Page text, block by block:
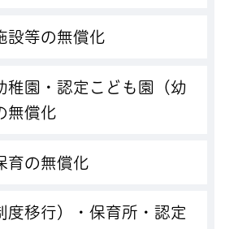
設等の無償化
稚園・認定こども園（幼
無償化
育の無償化
度移行）・保育所・認定